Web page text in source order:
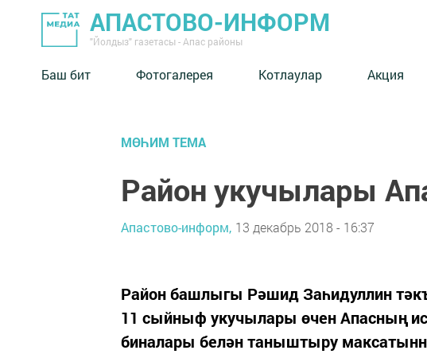
АПАСТОВО-ИНФОРМ
"Йолдыз" газетасы - Апас районы
Баш бит Фотогалерея Котлаулар Акция
МӨҺИМ ТЕМА
Район укучылары
Апастово-информ, 13 декабрь 2018 - 16:37
Район башлыгы Рәшид Заһидуллин
11 сыйныф укучылары өчен Апасның
биналары белән таныштыру